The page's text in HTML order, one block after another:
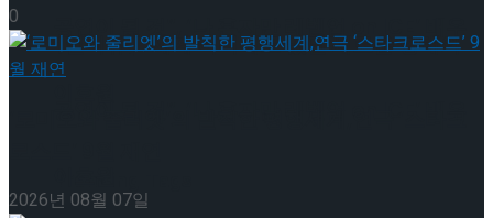
공연이 될 것”, ‘나 혼자만 레벨업 on ICE’ 배우
[인터뷰] “세계 어디에도 없던 새로운 형태의
0
2026년 08월 07일